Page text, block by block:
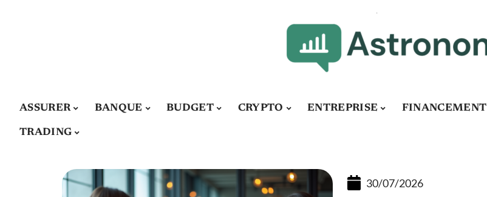
ASSURER BANQUE BUDGET CRYPTO ENTREPRISE FINANCEMENT
TRADING
30/07/2026